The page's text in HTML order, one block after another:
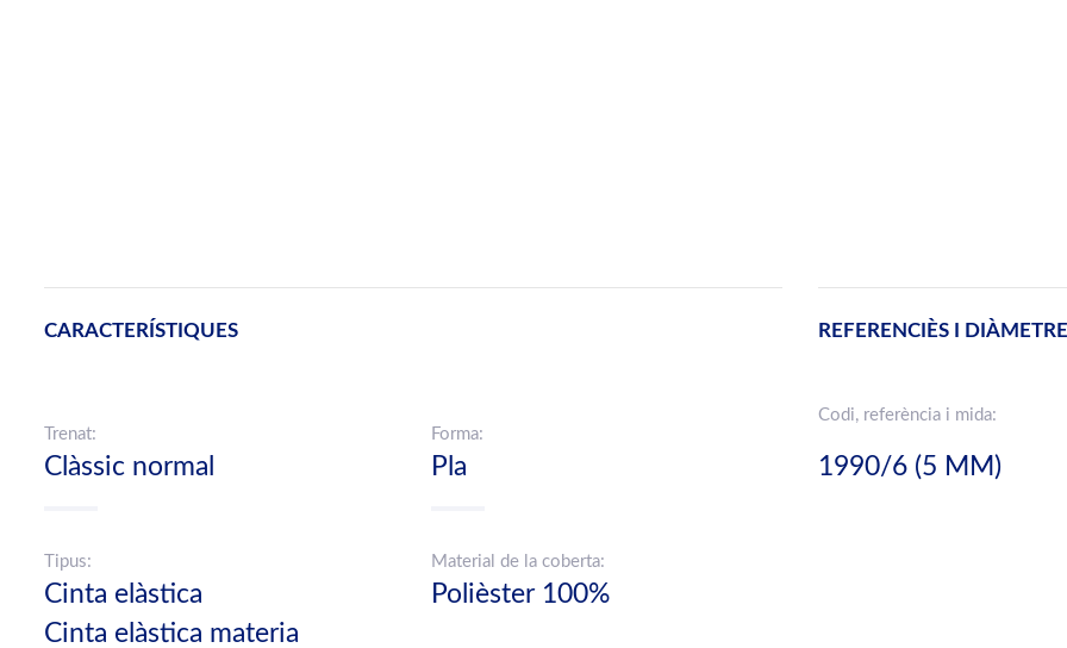
CARACTERÍSTIQUES
Trenat:
Clàssic normal
Forma:
Pla
Tipus:
Cinta elàstica
Cinta elàstica materia
Material de la coberta:
Polièster 100%
REFERENCIÈS I
Codi, referència i mida:
1990/6 (5 MM)